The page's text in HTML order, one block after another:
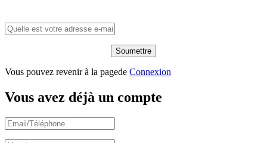
Vous pouvez revenir à la pagede Connexion
Vous avez déjà un compte